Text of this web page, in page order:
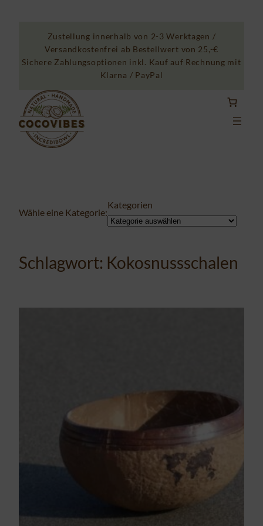
Zustellung innerhalb von 2-3 Werktagen /
Versandkostenfrei ab Bestellwert von 25,-€
Sichere Zahlungsoptionen inkl. Kauf auf Rechnung mit
Klarna / PayPal
Wähle eine Kategorie:
Kategorien
Schlagwort: Kokosnussschalen